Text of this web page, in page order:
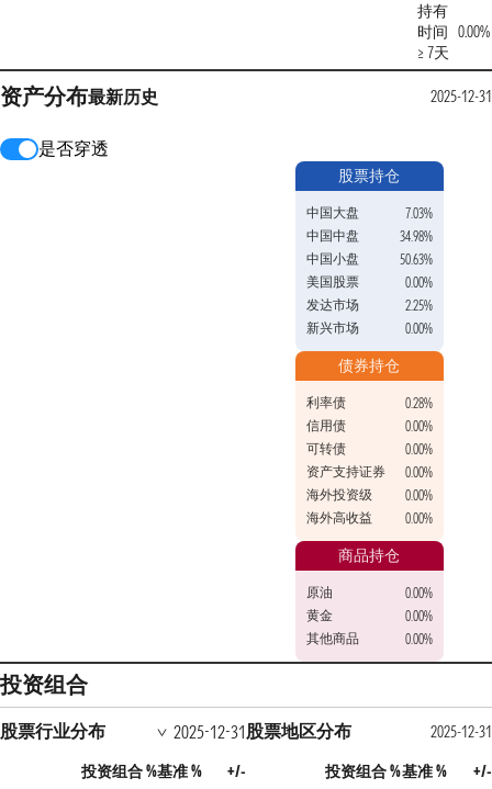
持有
时间
≥ 7天
0.00%
资产分布最新历史 2025-12-31
是否穿透
股票持仓
中国大盘
7.03%
中国中盘
34.98%
中国小盘
50.63%
美国股票
0.00%
发达市场
2.25%
新兴市场
0.00%
债券持仓
利率债
0.28%
信用债
0.00%
可转债
0.00%
资产支持证券
0.00%
海外投资级
0.00%
海外高收益
0.00%
商品持仓
原油
0.00%
黄金
0.00%
其他商品
0.00%
投资组合
股票行业分布 2025-12-31
投资组合 %基准 %
+/-
股票地区分布
2025-12-31
投资组合 %基准 %
+/-